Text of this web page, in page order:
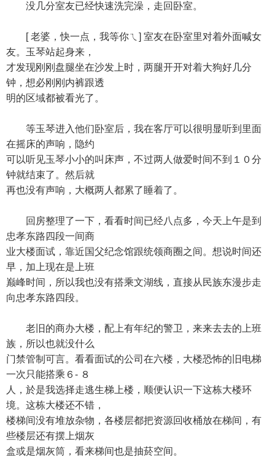
没几分室友已经快速洗完澡，走回卧室。
[ 老婆，快一点，我等你ㄟ] 室友在卧室里对着外面喊女
友。玉琴站起身来，
才发现刚刚盘腿坐在沙发上时，两腿开开对着大狗好几分
钟，想必刚刚内裤跟透
明的区域都被看光了。
等玉琴进入他们卧室后，我在客厅可以很明显听到里面
在摇床的声响，隐约
可以听见玉琴小小的叫床声，不过两人做爱时间不到１０分
钟就结束了。然后就
再也没有声响，大概两人都累了睡着了。
回房整理了一下，看看时间已经八点多，今天上午是到
忠孝东路四段一间商
业大楼面试，靠近国父纪念馆跟统领商圈之间。想说时间还
早，加上现在是上班
巅峰时间，所以我也没有搭乘文湖线，直接从民族东漫步走
向忠孝东路四段。
老旧的商办大楼，配上有年纪的警卫，来来去去的上班
族，所以也就没什么
门禁管制可言。看看面试的公司在六楼，大楼恐怖的旧电梯
一次只能搭乘６- ８
人，於是我选择走逃生梯上楼，顺便认识一下这栋大楼环
境。这栋大楼还不错，
楼梯间没有堆放杂物，各楼层都把资源回收桶放在梯间，有
些楼层还有摆上烟灰
盒或是烟灰筒，看来梯间也是抽菸空间。